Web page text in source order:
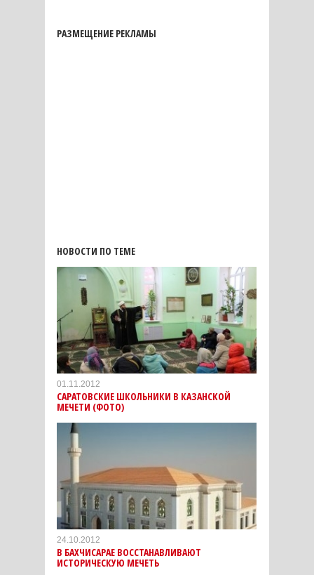
РАЗМЕЩЕНИЕ РЕКЛАМЫ
НОВОСТИ ПО ТЕМЕ
01.11.2012
САРАТОВСКИЕ ШКОЛЬНИКИ В КАЗАНСКОЙ
МЕЧЕТИ (ФОТО)
24.10.2012
В БАХЧИСАРАЕ ВОССТАНАВЛИВАЮТ
ИСТОРИЧЕСКУЮ МЕЧЕТЬ